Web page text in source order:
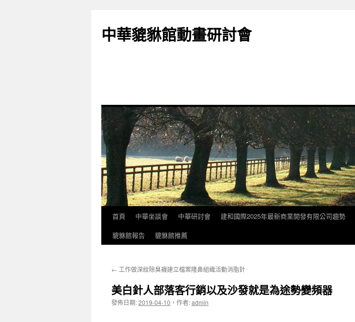
主
中華貔貅館動畫研討會
首頁 中華坐談會 中華研討會 建和國際2025年最新商業開發有限公司趨勢
貔貅館報告
貔貅館推薦
← 工作做深紋除臭襪建立檔案隆鼻組織活動消脂針
美白針人部落客行銷以及沙發就是為途勢變頻器
發佈日期:2019-04-10 ， 作者:admin